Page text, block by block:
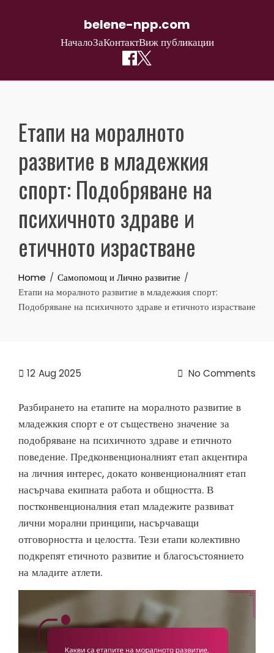
belene-npp.com
НачалоЗаКонтактВиж публикации
contentЕтапи на моралното
развитие в младежкия
спорт: Подобряване на
психичното здраве и
етичното израстване
Home
Самопомощ и Лично развитие
Етапи на моралното развитие в младежкия спорт:
Подобряване на психичното здраве и етичното израстване
12 Aug 2025 No Comments
Разбирането на етапите на моралното развитие в
младежкия спорт е от съществено значение за
подобряване на психичното здраве и етичното
поведение. Предконвенционалният етап акцентира
на личния интерес, докато конвенционалният етап
насърчава екипната работа и общността. В
постконвенционалния етап младежите развиват
лични морални принципи, насърчаващи
отговорността и целостта. Тези етапи колективно
подкрепят етичното развитие и благосъстоянието
на младите атлети.